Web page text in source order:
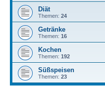
Diät
Themen: 24
Getränke
Themen: 16
Kochen
Themen: 192
Süßspeisen
Themen: 23